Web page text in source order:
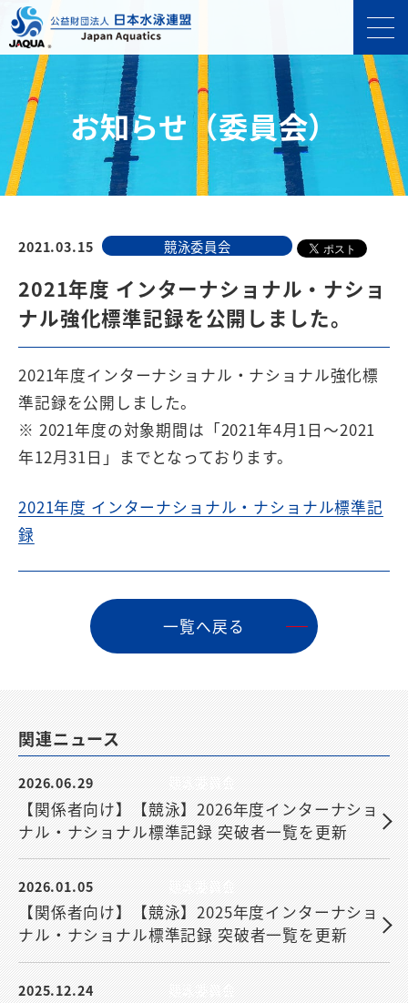
お知らせ（委員会）
2021.03.15 競泳委員会
2021年度 インターナショナル・ナショ
ナル強化標準記録を公開しました。
2021年度インターナショナル・ナショナル強化標
準記録を公開しました。
※ 2021年度の対象期間は「2021年4月1日〜2021
年12月31日」までとなっております。
2021年度 インターナショナル・ナショナル標準記
録
⼀覧へ戻る
関連ニュース
2026.06.29 競泳委員会
【関係者向け】【競泳】2026年度インターナショ
ナル・ナショナル標準記録 突破者一覧を更新
2026.01.05 競泳委員会
【関係者向け】【競泳】2025年度インターナショ
ナル・ナショナル標準記録 突破者一覧を更新
2025.12.24 競泳委員会